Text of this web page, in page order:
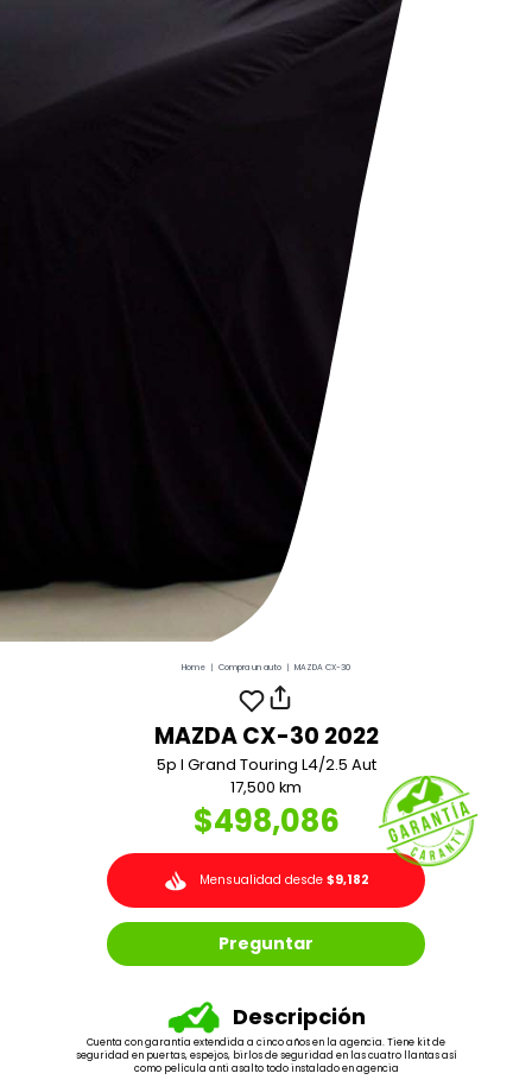
Home | Compra un auto | MAZDA CX-30
MAZDA CX-30 2022
5p I Grand Touring L4/2.5 Aut
17,500 km
$498,086
Mensualidad desde$9,182
Preguntar
Descripción
Cuenta con garantía extendida a cinco años en la agencia. Tiene kit de
seguridad en puertas, espejos, birlos de seguridad en las cuatro llantas así
como película anti asalto todo instalado en agencia